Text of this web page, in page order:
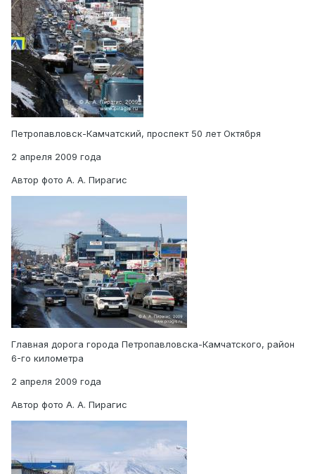
Петропавловск-Камчатский, проспект 50 лет Октября
2 апреля 2009 года
Автор фото А. А. Пирагис
Главная дорога города Петропавловска-Камчатского, район
6-го километра
2 апреля 2009 года
Автор фото А. А. Пирагис